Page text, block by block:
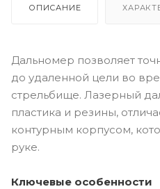
ОПИСАНИЕ
Дальномер позволяет
до удаленной цели во
стрельбище. Лазерный
пластика и резины,
контурным корпусом,
руке.
Ключевые особенности